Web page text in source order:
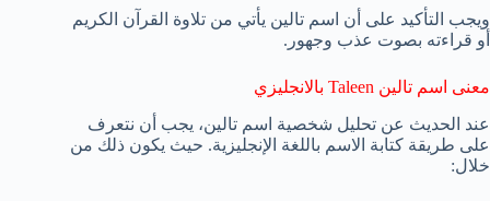
ويجب التأكيد على أن اسم تالين يأتي من تلاوة القرآن الكريم
أو قراءته بصوت عذب وجهور.
معنى اسم تالين Taleen بالانجليزي
عند الحديث عن تحليل شخصية اسم تالين، يجب أن نتعرف
على طريقة كتابة الاسم باللغة الإنجليزية. حيث يكون ذلك من
خلال: